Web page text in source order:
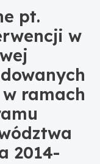
pt.
w
ramach
2014-